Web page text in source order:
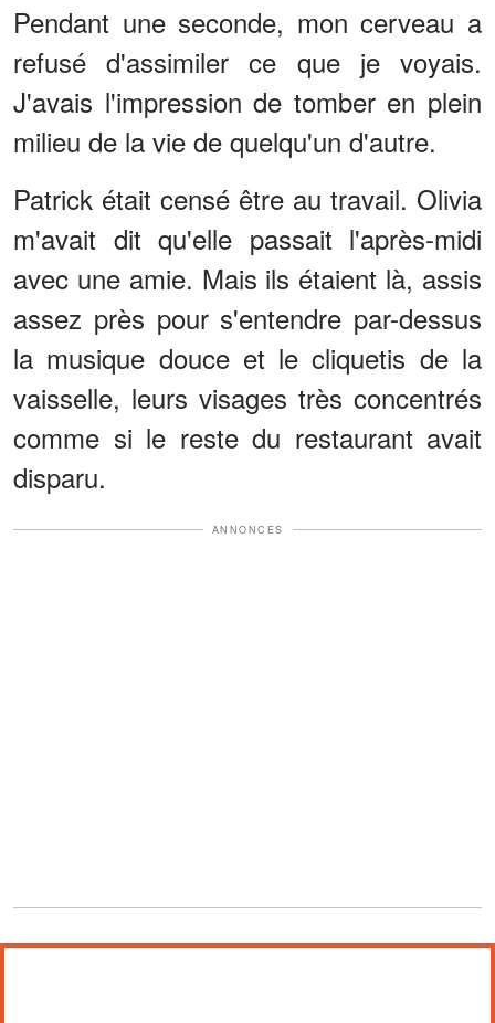
Pendant une seconde, mon cerveau a
refusé d'assimiler ce que je voyais.
J'avais l'impression de tomber en plein
milieu de la vie de quelqu'un d'autre.
Patrick était censé être au travail. Olivia
m'avait dit qu'elle passait l'après-midi
avec une amie. Mais ils étaient là, assis
assez près pour s'entendre par-dessus
la musique douce et le cliquetis de la
vaisselle, leurs visages très concentrés
comme si le reste du restaurant avait
disparu.
ANNONCES